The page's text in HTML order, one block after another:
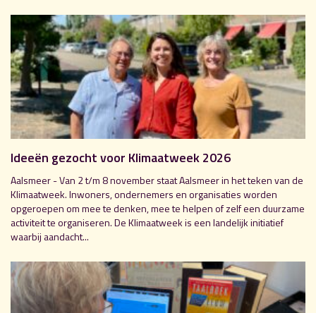
Ideeën gezocht voor Klimaatweek 2026
Aalsmeer - Van 2 t/m 8 november staat Aalsmeer in het teken van de
Klimaatweek. Inwoners, ondernemers en organisaties worden
opgeroepen om mee te denken, mee te helpen of zelf een duurzame
activiteit te organiseren. De Klimaatweek is een landelijk initiatief
waarbij aandacht...